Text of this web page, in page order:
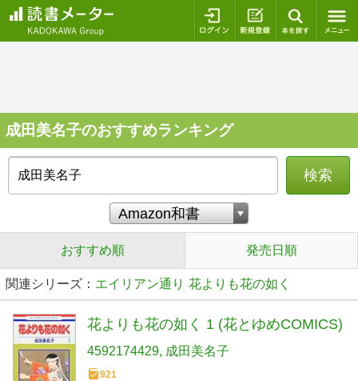
ログイン 新規登録
成田美名子のおすすめランキング
検索
おすすめ順 発売日順
関連シリーズ： エイリアン通り 花よりも花の如く
花よりも花の如く 1 (花とゆめCOMICS)
4592174429 成田美名子
921